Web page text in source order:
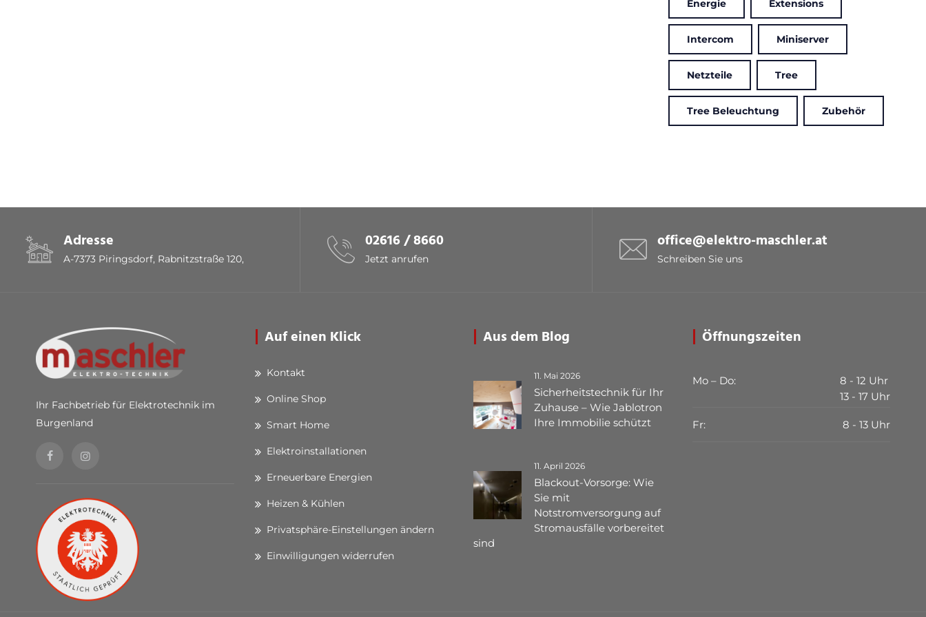
Energie Extensions
Intercom Miniserver
Netzteile Tree
Tree Beleuchtung Zubehör
Adresse
A-7373 Piringsdorf, Rabnitzstraße 120,
02616 / 8660
Jetzt anrufen
office@elektro-maschler.at
Schreiben Sie uns
Ihr Fachbetrieb für Elektrotechnik im
Burgenland
Auf einen Klick
Kontakt
Online Shop
Smart Home
Elektroinstallationen
Erneuerbare Energien
Heizen & Kühlen
Privatsphäre-Einstellungen ändern
Einwilligungen widerrufen
Aus dem Blog
11. Mai 2026
Sicherheitstechnik für Ihr
Zuhause – Wie Jablotron
Ihre Immobilie schützt
11. April 2026
Blackout-Vorsorge: Wie
Sie mit
Notstromversorgung auf
Stromausfälle vorbereitet
sind
Öffnungszeiten
Mo – Do:
8 - 12 Uhr
13 - 17 Uhr
Fr: 8 - 13 Uhr